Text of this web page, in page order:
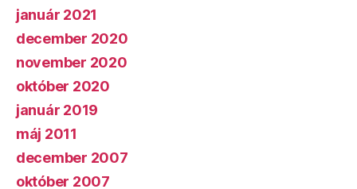
január 2021
december 2020
november 2020
október 2020
január 2019
máj 2011
december 2007
október 2007